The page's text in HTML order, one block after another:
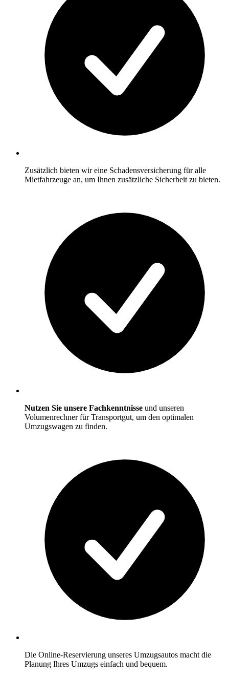
Zusätzlich bieten wir eine Schadensversicherung für alle
Mietfahrzeuge an, um Ihnen zusätzliche Sicherheit zu bieten.
Nutzen Sie unsere Fachkenntnisse und unseren
Volumenrechner für Transportgut, um den optimalen
Umzugswagen zu finden.
Die Online-Reservierung unseres Umzugsautos macht die
Planung Ihres Umzugs einfach und bequem.